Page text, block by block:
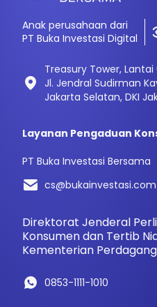
Anak perusahaan dari
PT Buka Investasi Digital
Treasury Tower, Lantai
Jl. Jendral Sudirman
Jakarta Selatan, DKI
Layanan Pengaduan
PT Buka Investasi Bersama
cs@bukainvestasi.com
Direktorat Jenderal
Konsumen dan Tertib
Kementerian
0853-1111-1010